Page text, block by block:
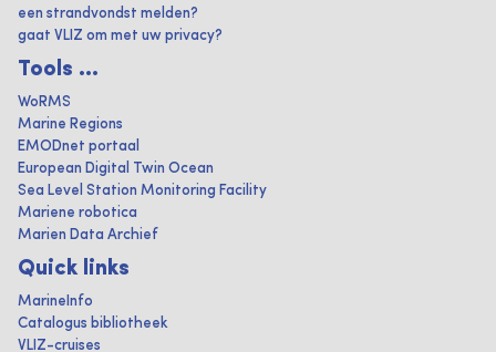
een strandvondst melden?
gaat VLIZ om met uw privacy?
Tools ...
WoRMS
Marine Regions
EMODnet portaal
European Digital Twin Ocean
Sea Level Station Monitoring Facility
Mariene robotica
Marien Data Archief
Quick links
MarineInfo
Catalogus bibliotheek
VLIZ-cruises